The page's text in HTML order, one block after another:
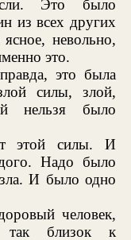
Это было
из всех других
невольно,
это.
это была
силы, злой,
нельзя было
этой силы. И
Надо было
зла. И было одно
человек,
так близок к